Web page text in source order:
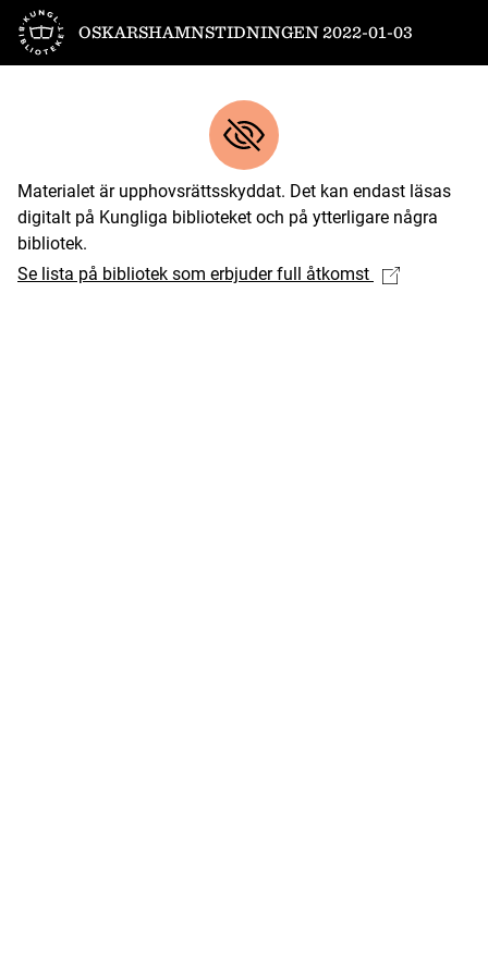
Till startsidan
OSKARSHAMNSTIDNINGEN 2022-01-03
Materialet är upphovsrättsskyddat. Det kan endast läsas
digitalt på Kungliga biblioteket och på ytterligare några
bibliotek.
Se lista på bibliotek som erbjuder full åtkomst